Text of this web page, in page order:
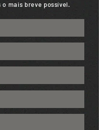
o mais breve possível.